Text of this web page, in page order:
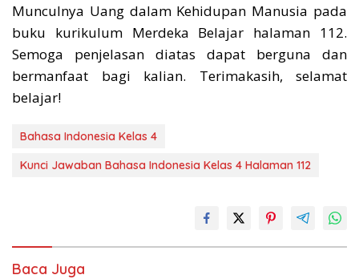
Munculnya Uang dalam Kehidupan Manusia pada
buku kurikulum Merdeka Belajar halaman 112.
Semoga penjelasan diatas dapat berguna dan
bermanfaat bagi kalian. Terimakasih, selamat
belajar!
Bahasa Indonesia Kelas 4
Kunci Jawaban Bahasa Indonesia Kelas 4 Halaman 112
Baca Juga